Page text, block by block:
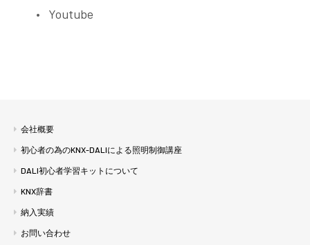
Youtube
会社概要
初心者の為のKNX-DALIによる照明制御講座
DALI初心者学習キットについて
KNX辞書
納入実績
お問い合わせ